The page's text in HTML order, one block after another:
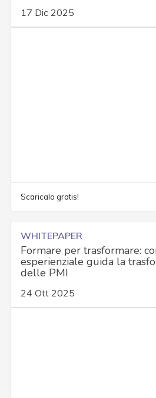
17 Dic 2025
Scaricalo gratis!
WHITEPAPER
Formare per trasformare:
esperienziale guida la
delle PMI
24 Ott 2025